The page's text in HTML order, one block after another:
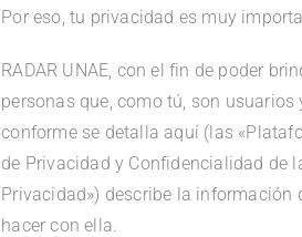
Por eso, tu privacidad es muy
RADAR UNAE, con el fin de poder
personas que, como tú, son
conforme se detalla aquí (las
de Privacidad y Confidencialidad de
Privacidad») describe la información
hacer con ella.